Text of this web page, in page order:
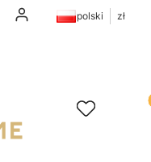
Zaloguj siępolski zł
Ulubione